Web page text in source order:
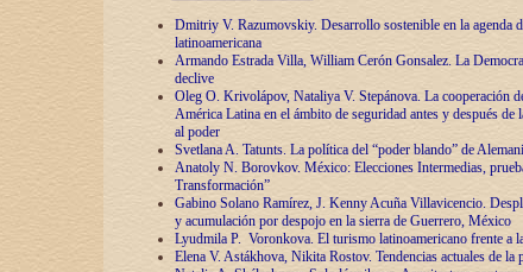
Dmitriy V. Razumovskiy. Desarrollo sostenible en la agenda
latinoamericana
Armando Estrada Villa, William Cerón Gonsalez. La
declive
Oleg O. Krivolápov, Nataliya V. Stepánova. La cooperación
América Latina en el ámbito de seguridad antes y después de
al poder
Svetlana A. Tatunts. La política del “poder blando” de
Anatoly N. Borovkov. México: Elecciones Intermedias,
Transformación”
Gabino Solano Ramírez, J. Kenny Acuña Villavicencio.
y acumulación por despojo en la sierra de Guerrero, México
Lyudmila P. Voronkova. El turismo latinoamericano frente a
Elena V. Astákhova, Nikita Rostov. Tendencias actuales de la